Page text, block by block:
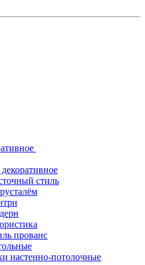
стиль
прованс
настенно-потолочные